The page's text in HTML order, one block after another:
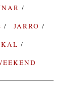
JARRO